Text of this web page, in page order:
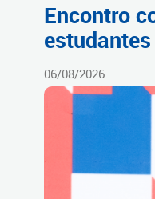
Encontro
06/08/2026